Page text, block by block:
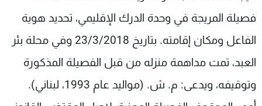
فصيلة المريجة في وحدة الدرك الإقليمي، تحديد هوية
الفاعل ومكان إقامته. بتاريخ 23/3/2018 وفي محلة بئر
العبد، تمت مداهمة منزله من قبل الفصيلة المذكورة
وتوقيفه، ويدعى: م. ش. (مواليد عام 1993، لبناني).